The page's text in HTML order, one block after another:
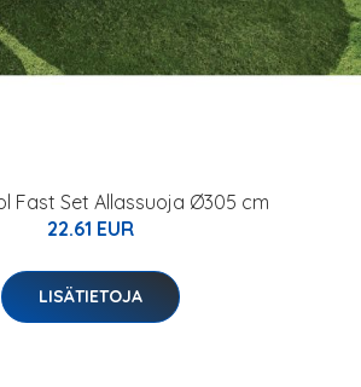
Fast Set Allassuoja Ø305 cm
22.61 EUR
LISÄTIETOJA